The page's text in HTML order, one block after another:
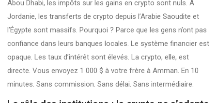
Abou Dhabi, les impôts sur les gains en crypto sont nuls. À
Jordanie, les transferts de crypto depuis l’Arabie Saoudite et
l’Égypte sont massifs. Pourquoi ? Parce que les gens n’ont pas
confiance dans leurs banques locales. Le système financier est
opaque. Les taux d’intérêt sont élevés. La crypto, elle, est
directe. Vous envoyez 1 000 $ à votre frère à Amman. En 10
minutes. Sans commission. Sans délai. Sans intermédiaire.